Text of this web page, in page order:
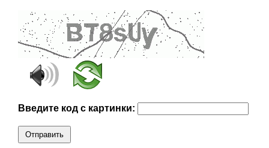
Введите код с картинки:
Отправить